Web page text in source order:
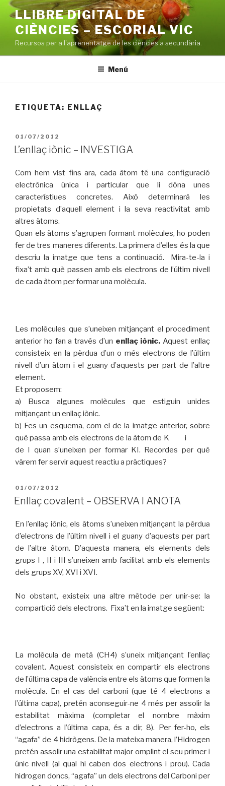
Vés
contingut
LLIBRE DIGITAL DE
CIÈNCIES – ESCORIAL VIC
Recursos per a l'aprenentatge de les ciències a secundària.
Menú
ETIQUETA: ENLLAÇ
PUBLICAT
A
01/07/2012
L’enllaç iònic – INVESTIGA
Com hem vist fins ara, cada àtom té una configuració
electrònica única i particular que li dóna unes
característiues concretes. Això determinarà les
propietats d’aquell element i la seva reactivitat amb
altres àtoms.
Quan els àtoms s’agrupen formant molècules, ho poden
fer de tres maneres diferents. La primera d’elles és la que
descriu la imatge que tens a continuació. Mira-te-la i
fixa’t amb què passen amb els electrons de l’últim nivell
de cada àtom per formar una molècula.
Les molècules que s’uneixen mitjançant el procediment
anterior ho fan a través d’un enllaç iònic. Aquest enllaç
consisteix en la pèrdua d’un o més electrons de l’últim
nivell d’un àtom i el guany d’aquests per part de l’altre
element.
Et proposem:
a) Busca algunes molècules que estiguin unides
mitjançant un enllaç iònic.
b) Fes un esquema, com el de la imatge anterior, sobre
què passa amb els electrons de la àtom de K i
de I quan s’uneixen per formar KI. Recordes per què
vàrem fer servir aquest reactiu a pràctiques?
PUBLICAT
A
01/07/2012
Enllaç covalent – OBSERVA I ANOTA
En l’enllaç iònic, els àtoms s’uneixen mitjançant la pèrdua
d’electrons de l’últim nivell i el guany d’aquests per part
de l’altre àtom. D’aquesta manera, els elements dels
grups I , II i III s’uneixen amb facilitat amb els elements
dels grups XV, XVI i XVI.
No obstant, existeix una altre mètode per unir-se: la
compartició dels electrons. Fixa’t en la imatge següent:
La molècula de metà (CH4) s’uneix mitjançant l’enllaç
covalent. Aquest consisteix en compartir els electrons
de l’última capa de valència entre els àtoms que formen la
molècula. En el cas del carboni (que té 4 electrons a
l’última capa), pretén aconseguir-ne 4 més per assolir la
estabilitat màxima (completar el nombre màxim
d’electrons a l’última capa, és a dir, 8). Per fer-ho, els
“agafa” de 4 hidrògens. De la mateixa manera, l’Hidrogen
pretén assolir una estabilitat major omplint el seu primer i
únic nivell (al qual hi caben dos electrons i prou). Cada
hidrogen doncs, “agafa” un dels electrons del Carboni per